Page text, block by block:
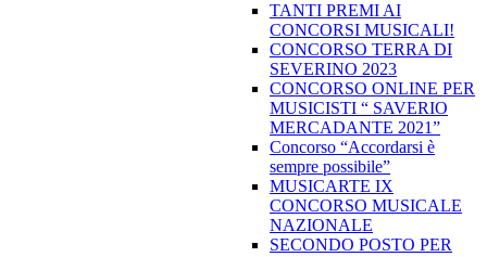
TANTI PREMI AI
CONCORSI MUSICALI!
CONCORSO TERRA DI
SEVERINO 2023
CONCORSO ONLINE PER
MUSICISTI “ SAVERIO
MERCADANTE 2021”
Concorso “Accordarsi è
sempre possibile”
MUSICARTE IX
CONCORSO MUSICALE
NAZIONALE
SECONDO POSTO PER